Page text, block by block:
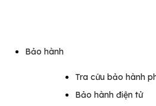
Bảo hành
Tra cứu bảo hành
Bảo hành điện tử